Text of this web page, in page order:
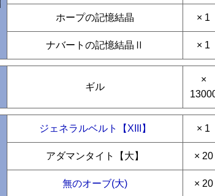
ホープの記憶結晶 × 1
ナバートの記憶結晶Ⅱ × 1
ギル
×
ジェネラルベルト【XIII】 × 1
アダマンタイト【大】 × 20
無のオーブ(大) × 20